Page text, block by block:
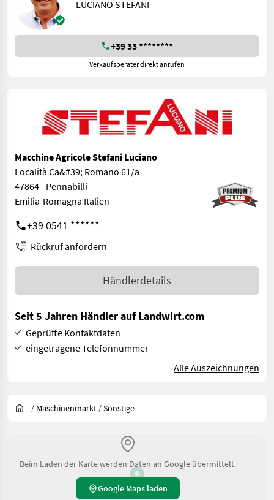
LUCIANO STEFANI
+39 33 ********
Verkaufsberater direkt anrufen
Macchine Agricole Stefani Luciano
Località Ca&#39; Romano 61/a
47864 - Pennabilli
Emilia-Romagna Italien
+39 0541 ******
Rückruf anfordern
Händlerdetails
Seit 5 Jahren Händler auf Landwirt.com
Geprüfte Kontaktdaten
eingetragene Telefonnummer
Alle Auszeichnungen
/ Maschinenmarkt /Sonstige
Beim Laden der Karte werden Daten an Google übermittelt.
Google Maps laden